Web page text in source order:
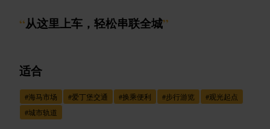
“从这里上车，轻松串联全城”
适合
#海马市场 #爱丁堡交通 #换乘便利 #步行游览 #观光起点
#城市轨道